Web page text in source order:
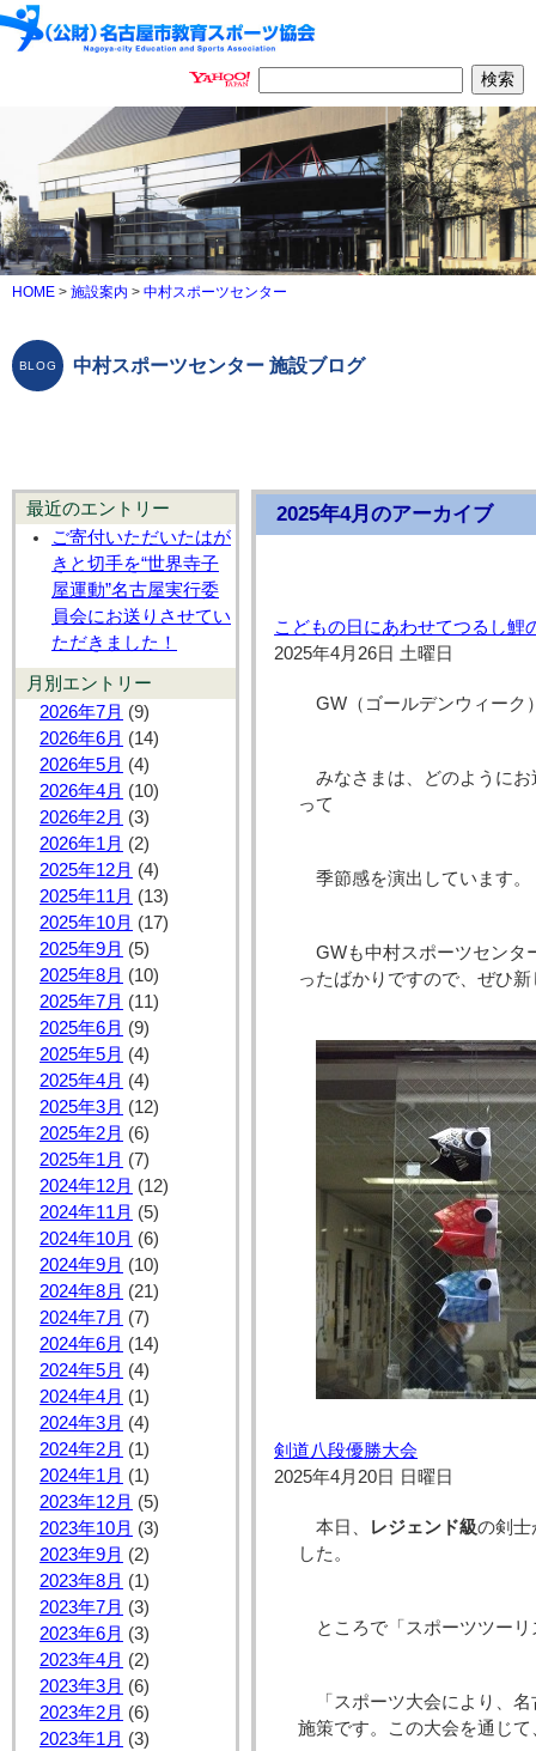
HOME > 施設案内 > 中村スポーツセンター
中村スポーツセンター 施設ブログ
最近のエントリー
ご寄付いただいたはが
きと切手を“世界寺子
屋運動”名古屋実行委
員会にお送りさせてい
ただきました！
月別エントリー
2026年7月 (9)
2026年6月 (14)
2026年5月 (4)
2026年4月 (10)
2026年2月 (3)
2026年1月 (2)
2025年12月 (4)
2025年11月 (13)
2025年10月 (17)
2025年9月 (5)
2025年8月 (10)
2025年7月 (11)
2025年6月 (9)
2025年5月 (4)
2025年4月 (4)
2025年3月 (12)
2025年2月 (6)
2025年1月 (7)
2024年12月 (12)
2024年11月 (5)
2024年10月 (6)
2024年9月 (10)
2024年8月 (21)
2024年7月 (7)
2024年6月 (14)
2024年5月 (4)
2024年4月 (1)
2024年3月 (4)
2024年2月 (1)
2024年1月 (1)
2023年12月 (5)
2023年10月 (3)
2023年9月 (2)
2023年8月 (1)
2023年7月 (3)
2023年6月 (3)
2023年4月 (2)
2023年3月 (6)
2023年2月 (6)
2023年1月 (3)
2025年4月のアーカイブ
こどもの日にあわせてつるし鯉
2025年4月26日 土曜日
GW（ゴールデンウィーク
みなさまは、どのように
って
季節感を演出しています。
GWも中村スポーツセンタ
ったばかりですので、ぜひ
剣道八段優勝大会
2025年4月20日 日曜日
本日、 レジェンド級の剣士
した。
ところで「スポーツツー
「スポーツ大会により、
施策です。この大会を通じ